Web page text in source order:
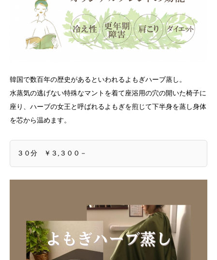
韓国で数百年の歴史があるといわれるよもぎハーブ蒸し。
水蒸気の逃げない特殊なマントを着て座浴用の穴の開いた椅子に
座り、ハーブの女王と呼ばれるよもぎを煎じて下半身を蒸し身体
を芯から温めます。
３０分 ￥３,３００－